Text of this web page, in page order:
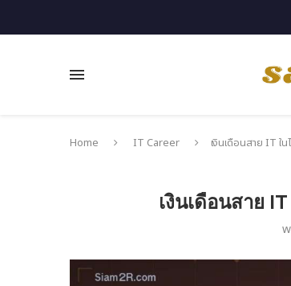
Home IT Career
เงินเดือนสาย IT ใ
เงินเดือนสาย